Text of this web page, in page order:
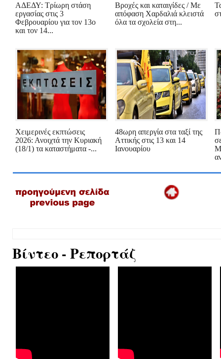
ΑΔΕΔΥ: Τρίωρη στάση
εργασίας στις 3
Φεβρουαρίου για τον 13ο
και τον 14...
Βροχές και καταιγίδες / Με
απόφαση Χαρδαλιά κλειστά
όλα τα σχολεία στη...
Χειμερινές εκπτώσεις
2026: Ανοιχτά την Κυριακή
(18/1) τα καταστήματα -...
48ωρη απεργία στα ταξί της
Αττικής στις 13 και 14
Ιανουαρίου
Βίντεο - Ρεπορτάζ